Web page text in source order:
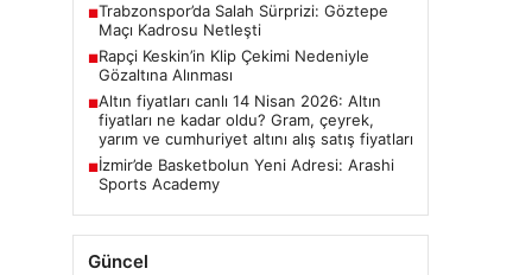
■Trabzonspor’da Salah Sürprizi: Göztepe
Maçı Kadrosu Netleşti
■Rapçi Keskin’in Klip Çekimi Nedeniyle
Gözaltına Alınması
■Altın fiyatları canlı 14 Nisan 2026: Altın
fiyatları ne kadar oldu? Gram, çeyrek,
yarım ve cumhuriyet altını alış satış fiyatları
■İzmir’de Basketbolun Yeni Adresi: Arashi
Sports Academy
Güncel